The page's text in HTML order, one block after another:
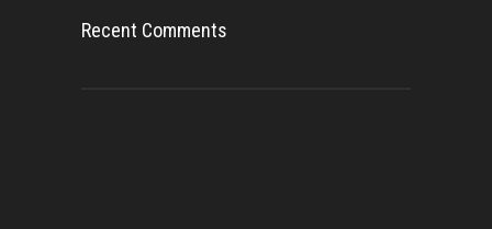
Recent Comments